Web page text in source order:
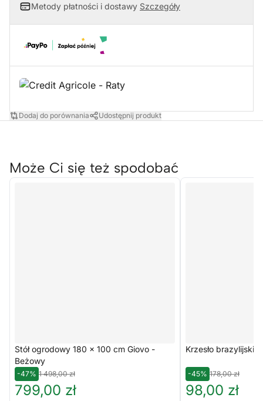
Metody płatności i dostawy Szczegóły
Dodaj do porównania Udostępnij produkt
Może Ci się też spodobać
Stół ogrodowy 180 x 100 cm Giovo -
Beżowy
-47% 1 498,00 zł
799,00 zł
Krzesło
-45% 178,00 zł
98,00 zł